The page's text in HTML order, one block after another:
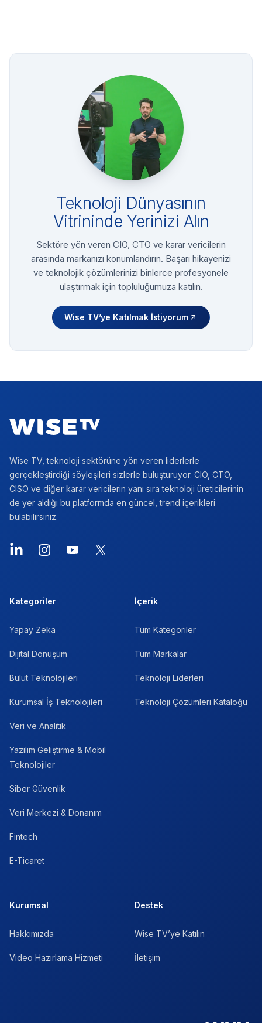
Teknoloji Dünyasının
Vitrininde Yerinizi Alın
Sektöre yön veren CIO, CTO ve karar vericilerin
arasında markanızı konumlandırın. Başarı hikayenizi
ve teknolojik çözümlerinizi binlerce profesyonele
ulaştırmak için topluluğumuza katılın.
Wise TV’ye Katılmak İstiyorum
Wise TV, teknoloji sektörüne yön veren liderlerle
gerçekleştirdiği söyleşileri sizlerle buluşturuyor. CIO, CTO,
CISO ve diğer karar vericilerin yanı sıra teknoloji üreticilerinin
de yer aldığı bu platformda en güncel, trend içerikleri
bulabilirsiniz.
LinkedInInstagramYouTube
X
Kategoriler
Yapay Zeka
Dijital Dönüşüm
Bulut Teknolojileri
Kurumsal İş Teknolojileri
Veri ve Analitik
Yazılım Geliştirme & Mobil
Teknolojiler
Siber Güvenlik
Veri Merkezi & Donanım
Fintech
E-Ticaret
İçerik
Tüm Kategoriler
Tüm Markalar
Teknoloji Liderleri
Teknoloji Çözümleri Kataloğu
Kurumsal
Hakkımızda
Video Hazırlama Hizmeti
Destek
Wise TV’ye Katılın
İletişim